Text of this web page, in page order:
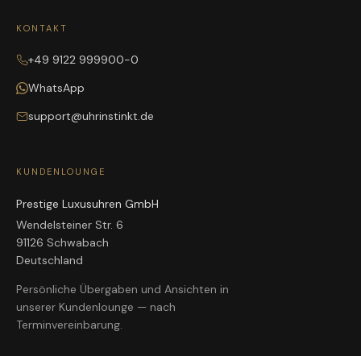
KONTAKT
+49 9122 999900-0
WhatsApp
support@uhrinstinkt.de
KUNDENLOUNGE
Prestige Luxusuhren GmbH
Wendelsteiner Str. 6
91126 Schwabach
Deutschland
Persönliche Übergaben und Ansichten in
unserer Kundenlounge — nach
Terminvereinbarung.